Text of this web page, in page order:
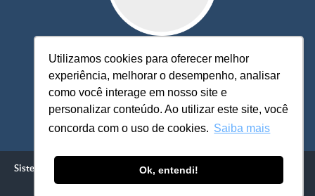
Utilizamos cookies para oferecer melhor
experiência, melhorar o desempenho, analisar
como você interage em nosso site e
personalizar conteúdo. Ao utilizar este site, você
concorda com o uso de cookies. Saiba mais
Ok, entendi!
O Senai MT está à sua disposição, pronto para esclarecer
dúvidas, receber reclamações, sugestões e firmar parcerias,
visando sempre oferecer melhores serviços e atendimento.
Sistema FIEMT / SENAI - Serviço Nacional de Aprendizagem Industrial
Avenida Historiador Rubens de Mendonça, 4.193 - Centro Político